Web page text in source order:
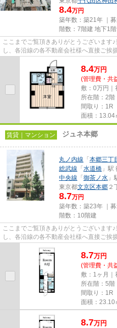
8.4万円
築年数：築21年 ｜募
階数：7階建 地下1階
ここまでご覧頂きありがとうございます
し、各沿線の各不動産会社様へ直接ご挨
しております！最新の情報は...
8.4万円
(管理費・共
敷：0万円｜
所在階：2階
間取り：1R
面積：13.04
賃貸｜マンション ジュネ本郷
丸ノ内線 「 本郷三丁
総武線 「 水道橋 」駅
中央線 「 御茶ノ水 」
東京都文京区本郷 ２
8.7万円
築年数：築23年 ｜募
階数：10階建
ここまでご覧頂きありがとうございます
し、各沿線の各不動産会社様へ直接ご挨
8.7万円
(管理費・共
敷：1ヶ月｜
所在階：5階
間取り：1R
面積：23.10
8.7万円